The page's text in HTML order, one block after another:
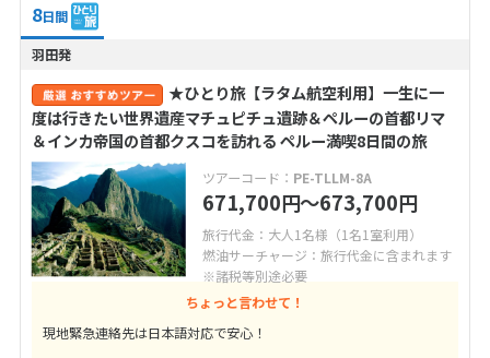
8日間
羽田発
★ひとり旅【ラタム航空利用】一生に一
度は行きたい世界遺産マチュピチュ遺跡＆ペルーの首都リマ
＆インカ帝国の首都クスコを訪れる ペルー満喫8日間の旅
ツアーコード： PE-TLLM-8A
671,700円〜673,700円
旅行代金：大人1名様（1名1室利用）
燃油サーチャージ：旅行代金に含まれます
※諸税等別途必要
ちょっと言わせて！
現地緊急連絡先は日本語対応で安心！